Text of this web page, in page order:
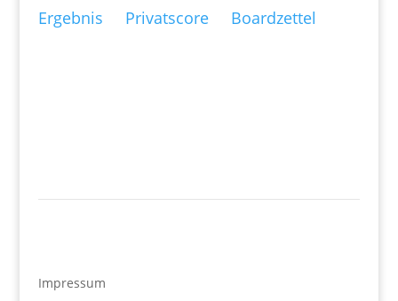
Ergebnis Privatscore Boardzettel
Impressum